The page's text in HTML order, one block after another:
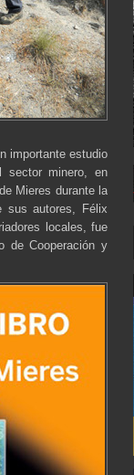
importante estudio
sector minero, en
Mieres durante la
sus autores, Félix
locales, fue
de Cooperación y